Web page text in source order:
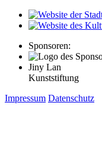
Sponsoren:
Jiny Lan
Kunststiftung
Impressum Datenschutz